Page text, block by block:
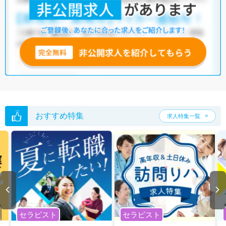
おすすめ特集 求人特集一覧
セラピスト セラピスト